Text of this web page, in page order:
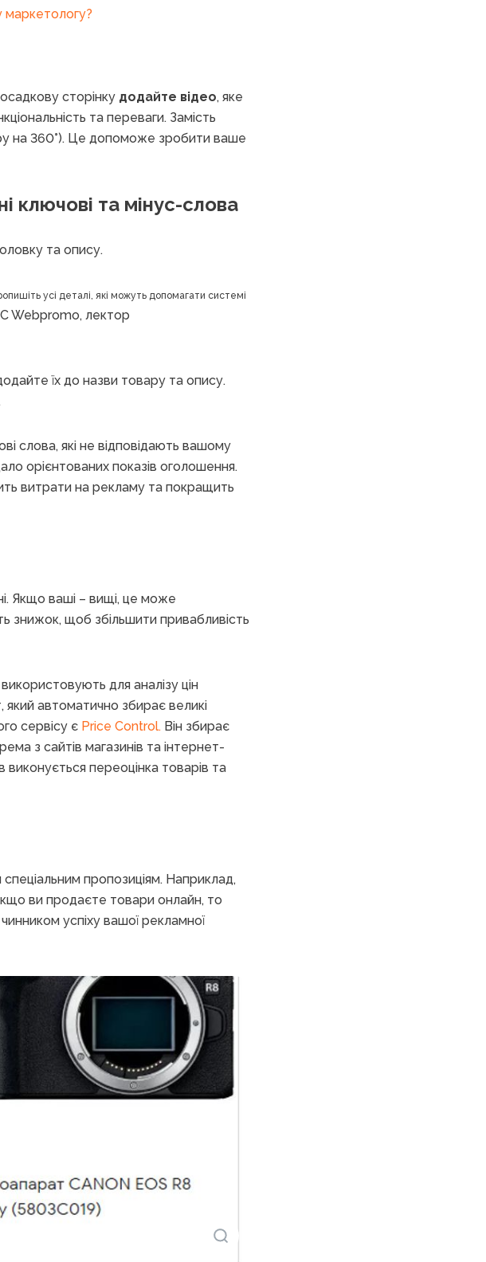
сторінку додайте відео, яке
та переваги. Замість
на 360°). Це допоможе зробити ваше
ключові та мінус-слова
та опису.
усі деталі, які можуть допомагати системі
Webpromo, лектор
їх до назви товару та опису.
слова, які не відповідають вашому
орієнтованих показів оголошення.
витрати на рекламу та покращить
Якщо ваші – вищі, це може
знижок, щоб збільшити привабливість
для аналізу цін
який автоматично збирає великі
сервісу є Price Control. Він збирає
з сайтів магазинів та інтернет-
виконується переоцінка товарів та
пропозиціям. Наприклад,
ви продаєте товари онлайн, то
успіху вашої рекламної